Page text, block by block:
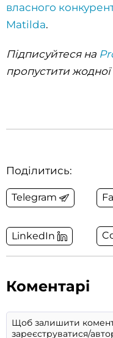
власного
Matilda.
Підписуйтеся на
пропустити жодної
Поділитись:
Telegram
LinkedIn
Коментарі